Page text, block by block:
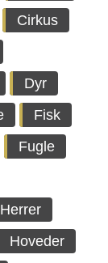
Cirkus
Dyr
Fisk
Fugle
Herrer
Hoveder